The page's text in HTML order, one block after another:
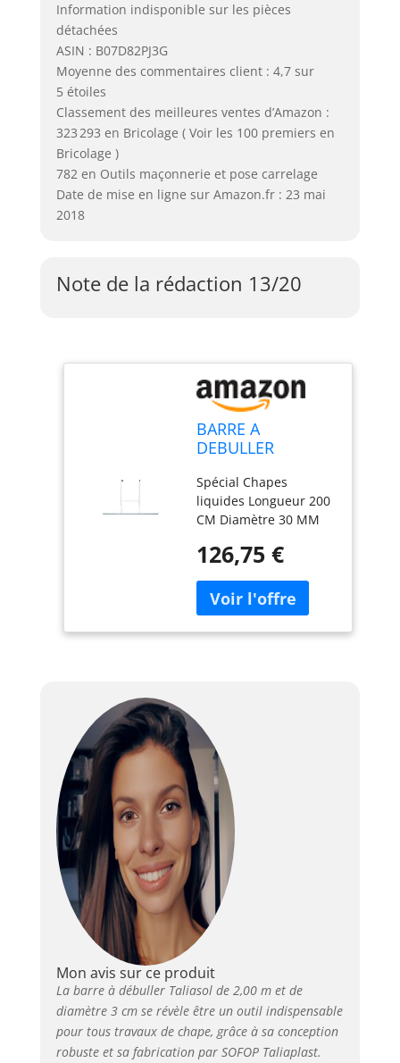
Information indisponible sur les pièces
détachées
ASIN : B07D82PJ3G
Moyenne des commentaires client : 4,7 sur
5 étoiles
Classement des meilleures ventes d’Amazon :
323 293 en Bricolage ( Voir les 100 premiers en
Bricolage )
782 en Outils maçonnerie et pose carrelage
Date de mise en ligne sur Amazon.fr : 23 mai
2018
Note de la rédaction 13/20
BARRE A
DEBULLER
D.3CM (CHAPE)
Spécial Chapes
liquides Longueur 200
CM Diamètre 30 MM
hauteurs de bras :
126,75 €
Mon avis sur ce produit
La barre à débuller Taliasol de 2,00 m et de
diamètre 3 cm se révèle être un outil indispensable
pour tous travaux de chape, grâce à sa conception
robuste et sa fabrication par SOFOP Taliaplast.